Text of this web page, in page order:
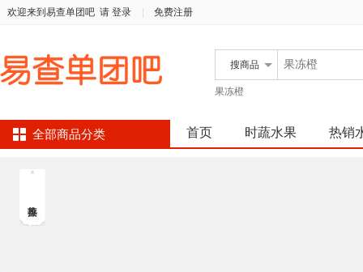
欢迎来到易查单团吧 请 登录 免费注册
搜商品
果冻橙
全部商品分类 首页 时蔬水果 热销